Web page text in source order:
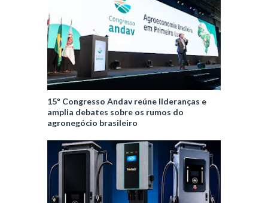
15º Congresso Andav reúne lideranças e
amplia debates sobre os rumos do
agronegócio brasileiro